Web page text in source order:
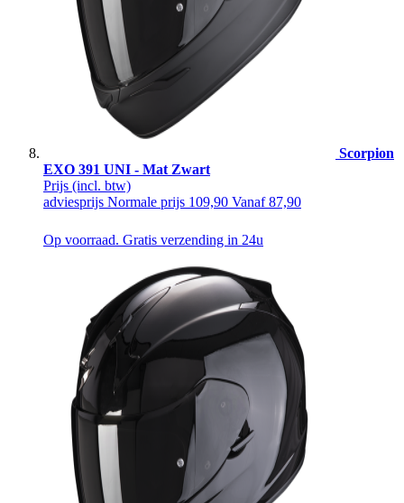
Scorpion
EXO 391 UNI - Mat Zwart
Prijs (incl. btw)
adviesprijs Normale prijs 109,90 Vanaf 87,90
Op voorraad. Gratis verzending in 24u